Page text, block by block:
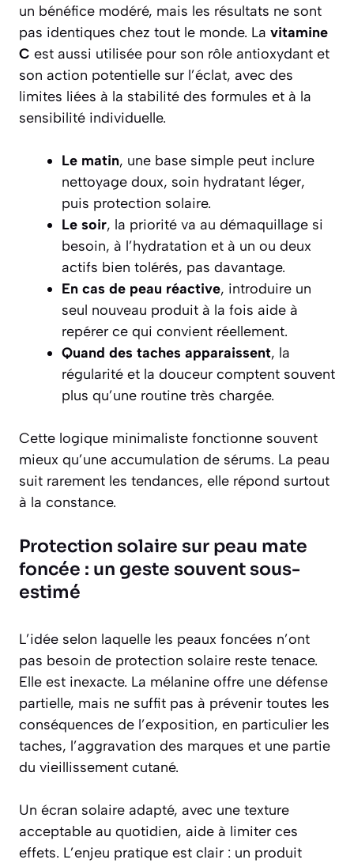
un bénéfice modéré, mais les résultats ne sont
pas identiques chez tout le monde. La vitamine
C est aussi utilisée pour son rôle antioxydant et
son action potentielle sur l’éclat, avec des
limites liées à la stabilité des formules et à la
sensibilité individuelle.
Le matin, une base simple peut inclure
nettoyage doux, soin hydratant léger,
puis protection solaire.
Le soir, la priorité va au démaquillage si
besoin, à l’hydratation et à un ou deux
actifs bien tolérés, pas davantage.
En cas de peau réactive, introduire un
seul nouveau produit à la fois aide à
repérer ce qui convient réellement.
Quand des taches apparaissent, la
régularité et la douceur comptent souvent
plus qu’une routine très chargée.
Cette logique minimaliste fonctionne souvent
mieux qu’une accumulation de sérums. La peau
suit rarement les tendances, elle répond surtout
à la constance.
Protection solaire sur peau mate
foncée : un geste souvent sous-
estimé
L’idée selon laquelle les peaux foncées n’ont
pas besoin de protection solaire reste tenace.
Elle est inexacte. La mélanine offre une défense
partielle, mais ne suffit pas à prévenir toutes les
conséquences de l’exposition, en particulier les
taches, l’aggravation des marques et une partie
du vieillissement cutané.
Un écran solaire adapté, avec une texture
acceptable au quotidien, aide à limiter ces
effets. L’enjeu pratique est clair : un produit